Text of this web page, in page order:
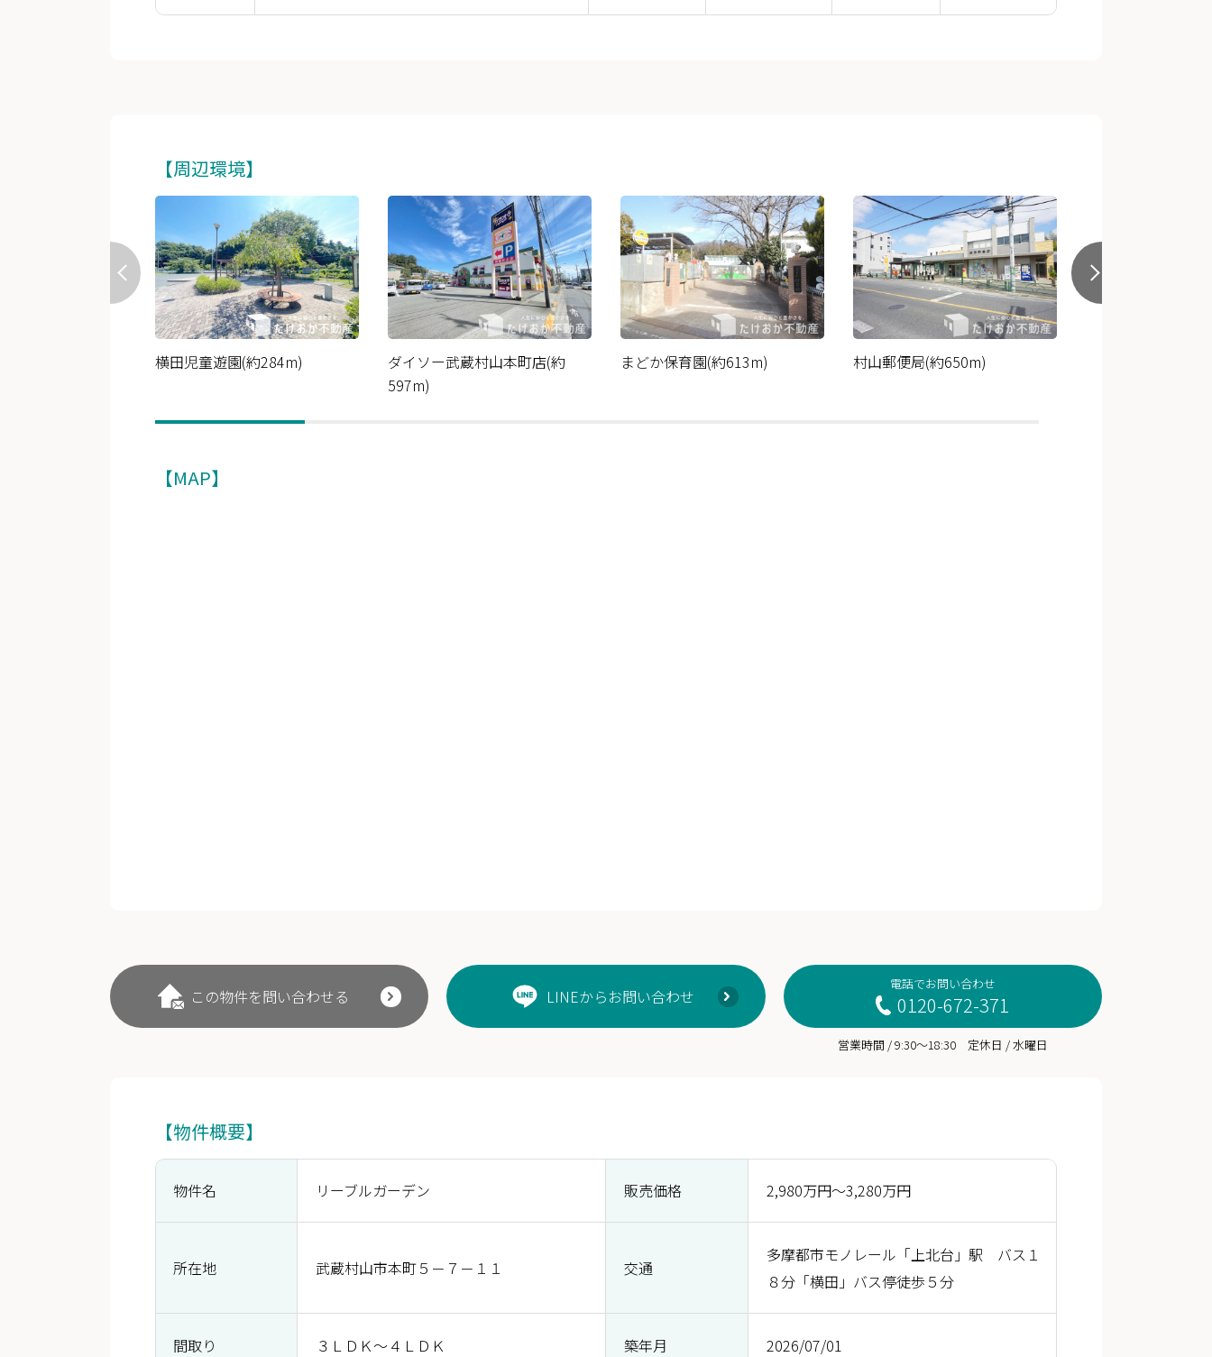
【周辺環境】
横田児童遊園(約284m)
ダイソー武蔵村山本町店(約
597m)
まどか保育園(約613m) 村山郵便局(約650m)
【MAP】
この物件を問い合わせる LINEからお問い合わせ
電話でお問い合わせ
0120-672-371
営業時間 / 9:30～18:30 定休日 / 水曜日
【物件概要】
物件名 リーブルガーデン 販売価格 2,980万円～3,280万円
所在地 武蔵村山市本町５－７－１１ 交通
多摩都市モノレール「上北台」駅 バス１
８分「横田」バス停徒歩５分
間取り ３ＬＤＫ～４ＬＤＫ 築年月 2026/07/01